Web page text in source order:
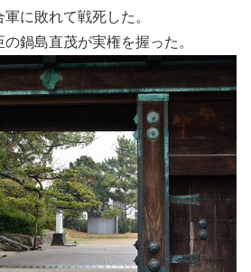
に敗れて戦死した。
鍋島直茂が実権を握った。